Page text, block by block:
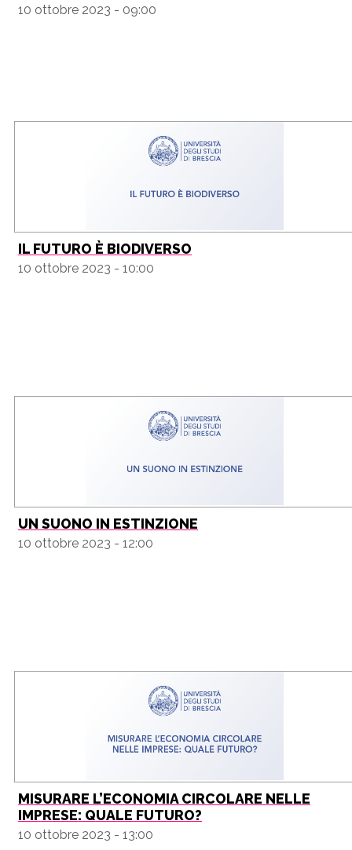
10 ottobre 2023 - 09:00
IL FUTURO È BIODIVERSO
10 ottobre 2023 - 10:00
UN SUONO IN ESTINZIONE
10 ottobre 2023 - 12:00
MISURARE L’ECONOMIA CIRCOLARE NELLE
IMPRESE: QUALE FUTURO?
10 ottobre 2023 - 13:00